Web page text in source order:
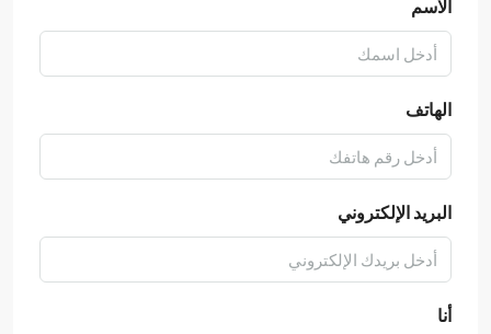
الاسم
الهاتف
البريد الإلكتروني
أنا